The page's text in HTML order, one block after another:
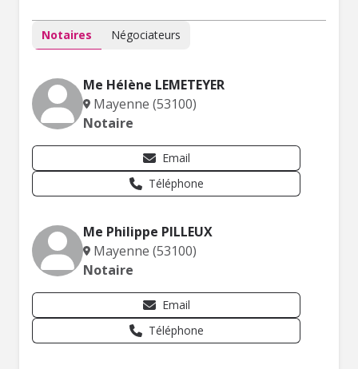
Notaires Négociateurs
Me Hélène LEMETEYER
Mayenne (53100)
Notaire
Email
Téléphone
Me Philippe PILLEUX
Mayenne (53100)
Notaire
Email
Téléphone